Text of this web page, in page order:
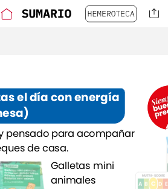
pensado para acompañar
decasa.
Galletas mini
animales
eldíaconenergía
A B D E
C
NUTRI-SCORE
C